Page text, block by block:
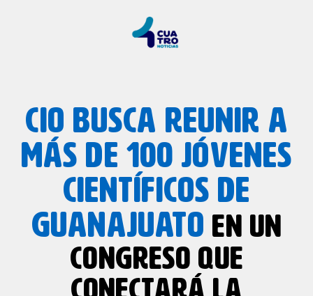
CIO BUSCA REUNIR A
MÁS DE 100 JÓVENES
CIENTÍFICOS DE
GUANAJUATO EN UN
CONGRESO QUE